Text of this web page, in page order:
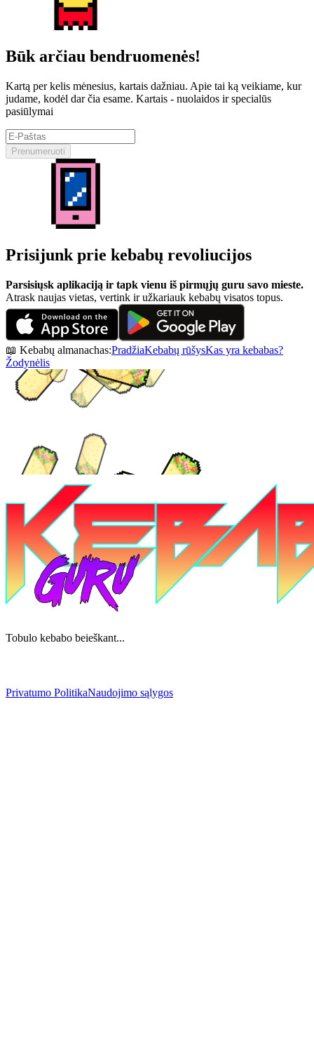
Būk arčiau bendruomenės!
Kartą per kelis mėnesius, kartais dažniau. Apie tai ką veikiame, kur
judame, kodėl dar čia esame. Kartais - nuolaidos ir specialūs
pasiūlymai
Prenumeruoti
Prisijunk prie kebabų revoliucijos
Parsisiųsk aplikaciją ir tapk vienu iš pirmųjų guru savo mieste.
Atrask naujas vietas, vertink ir užkariauk kebabų visatos topus.
📖 Kebabų almanachas:PradžiaKebabų rūšysKas yra kebabas?
Žodynėlis
Tobulo kebabo beieškant...
Privatumo PolitikaNaudojimo sąlygos